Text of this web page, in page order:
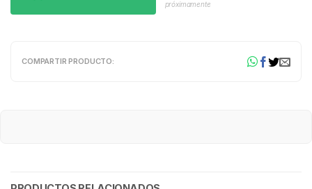
próximamente
COMPARTIR PRODUCTO: